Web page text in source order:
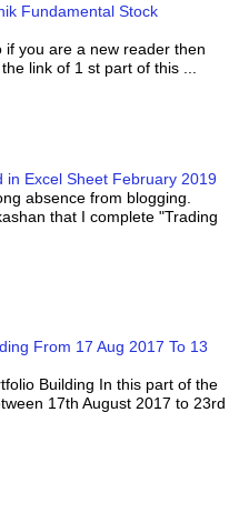
Fundamental Stock
you are a new reader then
link of 1 st part of this ...
in Excel Sheet February 2019
absence from blogging.
that I complete "Trading
From 17 Aug 2017 To 13
Building In this part of the
17th August 2017 to 23rd